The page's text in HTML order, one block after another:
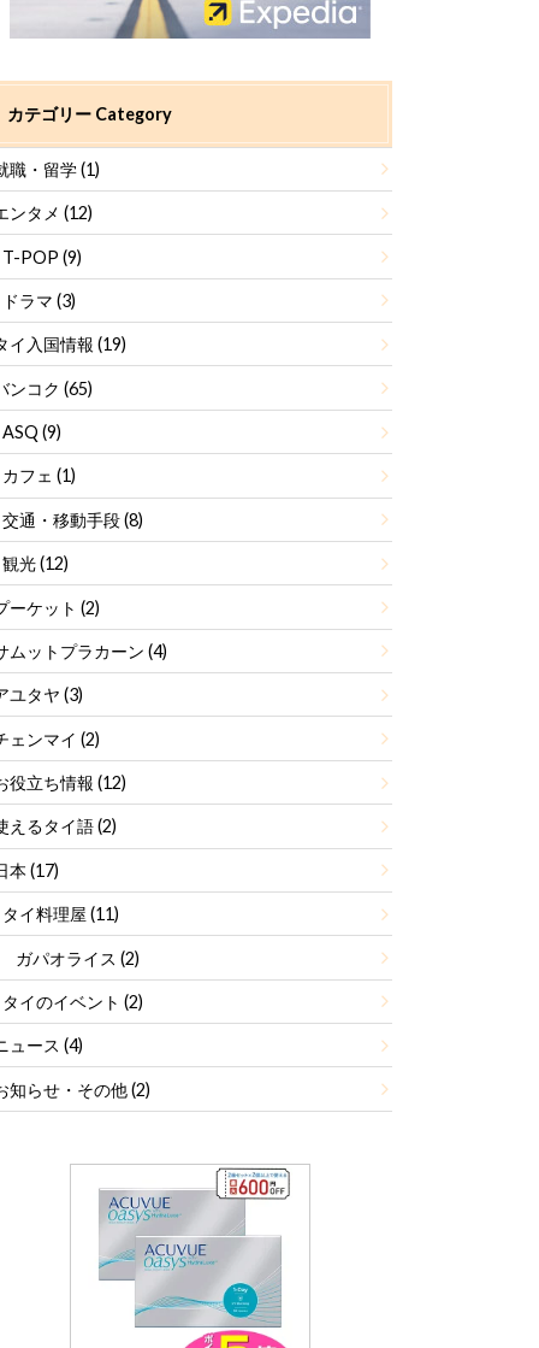
カテゴリー Category
職・留学(1)
ンタメ(12)
T-POP (9)
ドラマ (3)
イ入国情報(19)
ンコク(65)
ASQ (9)
カフェ (1)
交通・移動手段(8)
観光(12)
ーケット(2)
ムットプラカーン(4)
ユタヤ(3)
ェンマイ(2)
役立ち情報(12)
えるタイ語(2)
本(17)
タイ料理屋 (11)
ガパオライス(2)
タイのイベント (2)
ュース(4)
知らせ・その他(2)